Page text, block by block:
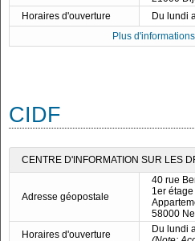
Horaires d'ouverture
Du lundi
Plus
CIDF
CENTRE D'INFORMATION SUR LES
Adresse géopostale
40 rue
1er étage
58000
Horaires d'ouverture
Du lundi